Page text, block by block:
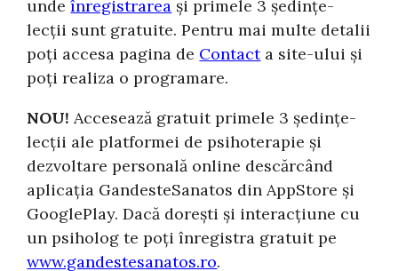
undeînregistrarea și primele 3 ședințe-
lecții sunt gratuite. Pentru mai multe detalii
poți accesa pagina de Contacta site-ului și
poți realiza o programare.
NOU! Accesează gratuit primele 3 ședințe-
lecții ale platformei de psihoterapie și
dezvoltare personală online descărcând
aplicația GandesteSanatos din AppStore și
GooglePlay. Dacă dorești și interacțiune cu
un psiholog te poți înregistra gratuit pe
www.gandestesanatos.ro.